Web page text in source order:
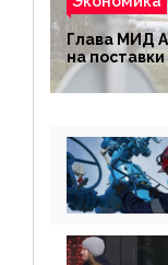
Глава МИД
на поставки